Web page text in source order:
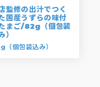
監修の出汁でつく
国産うずらの味付
まご/82g（個包装
）
（個包装込み）